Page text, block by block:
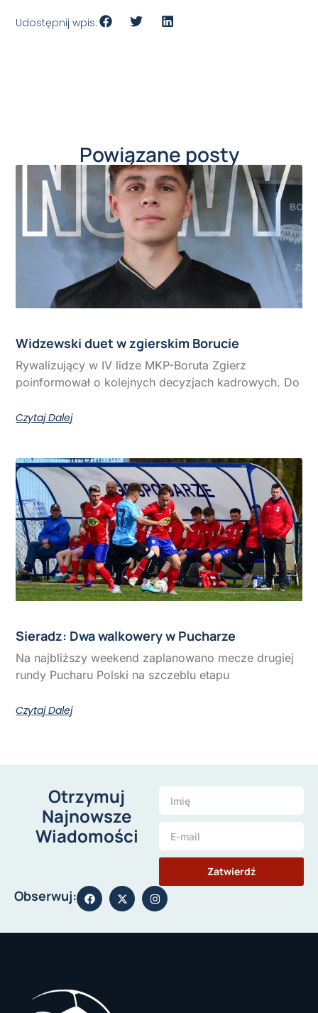
Udostępnij wpis:
Powiązane posty
Widzewski duet w zgierskim Borucie
Rywalizujący w IV lidze MKP-Boruta Zgierz
poinformował o kolejnych decyzjach kadrowych. Do
Czytaj Dalej
Sieradz: Dwa walkowery w Pucharze
Na najbliższy weekend zaplanowano mecze drugiej
rundy Pucharu Polski na szczeblu etapu
Czytaj Dalej
Otrzymuj
Najnowsze
Wiadomości
Zatwierdź
Obserwuj: